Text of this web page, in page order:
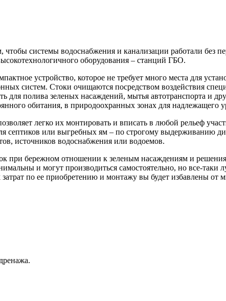
чтобы системы водоснабжения и канализации работали без
оборудования – станций ГБО.
устройство, которое не требует много места для
систем. Стоки очищаются посредством воздействия
полива зеленых насаждений, мытья автотранспорта и
обитания, в природоохранных зонах для надлежащего
легко их монтировать и вписать в любой рельеф
септиков или выгребных ям – по строгому выдерживанию
источников водоснабжения или водоемов.
при бережном отношении к зеленым насаждениям и
и могут производиться самостоятельно, но все-таки
по ее приобретению и монтажу вы будет избавлены от